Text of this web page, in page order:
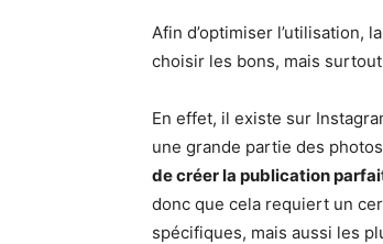
Afin d’optimiser l’utilisation,
choisir les bons, mais
En effet, il existe sur
une grande partie des
de créer la publication
donc que cela requiert un
spécifiques, mais aussi les